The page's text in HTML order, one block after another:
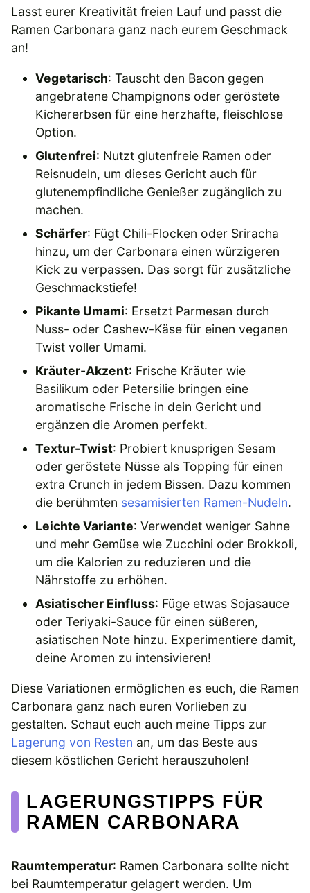
Lasst eurer Kreativität freien Lauf und passt die
Ramen Carbonara ganz nach eurem Geschmack
an!
Vegetarisch: Tauscht den Bacon gegen
angebratene Champignons oder geröstete
Kichererbsen für eine herzhafte, fleischlose
Option.
Glutenfrei: Nutzt glutenfreie Ramen oder
Reisnudeln, um dieses Gericht auch für
glutenempfindliche Genießer zugänglich zu
machen.
Schärfer: Fügt Chili-Flocken oder Sriracha
hinzu, um der Carbonara einen würzigeren
Kick zu verpassen. Das sorgt für zusätzliche
Geschmackstiefe!
Pikante Umami: Ersetzt Parmesan durch
Nuss- oder Cashew-Käse für einen veganen
Twist voller Umami.
Kräuter-Akzent: Frische Kräuter wie
Basilikum oder Petersilie bringen eine
aromatische Frische in dein Gericht und
ergänzen die Aromen perfekt.
Textur-Twist: Probiert knusprigen Sesam
oder geröstete Nüsse als Topping für einen
extra Crunch in jedem Bissen. Dazu kommen
die berühmten sesamisierten Ramen-Nudeln.
Leichte Variante: Verwendet weniger Sahne
und mehr Gemüse wie Zucchini oder Brokkoli,
um die Kalorien zu reduzieren und die
Nährstoffe zu erhöhen.
Asiatischer Einfluss: Füge etwas Sojasauce
oder Teriyaki-Sauce für einen süßeren,
asiatischen Note hinzu. Experimentiere damit,
deine Aromen zu intensivieren!
Diese Variationen ermöglichen es euch, die Ramen
Carbonara ganz nach euren Vorlieben zu
gestalten. Schaut euch auch meine Tipps zur
Lagerung von Resten an, um das Beste aus
diesem köstlichen Gericht herauszuholen!
LAGERUNGSTIPPS FÜR
RAMEN CARBONARA
Raumtemperatur: Ramen Carbonara sollte nicht
bei Raumtemperatur gelagert werden. Um